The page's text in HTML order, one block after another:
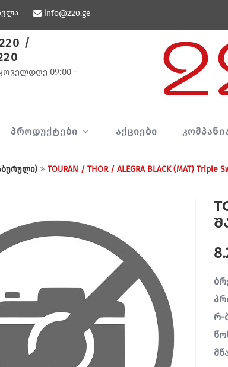
info@220.ge
/
09:00 -
ᲞᲠᲝᲓᲣᲥᲢᲔᲑᲘ ᲐᲥᲪᲘᲔᲑᲘ
TOURAN / THOR / ALEGRA BLACK (MAT)
რ-